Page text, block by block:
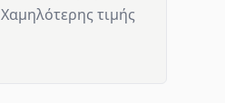
Χαμηλότερης τιμής